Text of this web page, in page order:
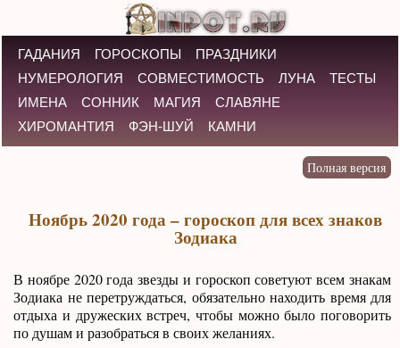
ГАДАНИЯ ГОРОСКОПЫ
ПРАЗДНИКИ
НУМЕРОЛОГИЯ
СОВМЕСТИМОСТЬ ЛУНА
ТЕСТЫ
ИМЕНА
СОННИК МАГИЯ
СЛАВЯНЕ
ХИРОМАНТИЯ
ФЭН-ШУЙ КАМНИ
Ноябрь 2020 года – гороскоп для всех знаков
Зодиака
В ноябре 2020 года звезды и гороскоп советуют всем знакам
Зодиака не перетруждаться, обязательно находить время для
отдыха и дружеских встреч, чтобы можно было поговорить
по душам и разобраться в своих желаниях.